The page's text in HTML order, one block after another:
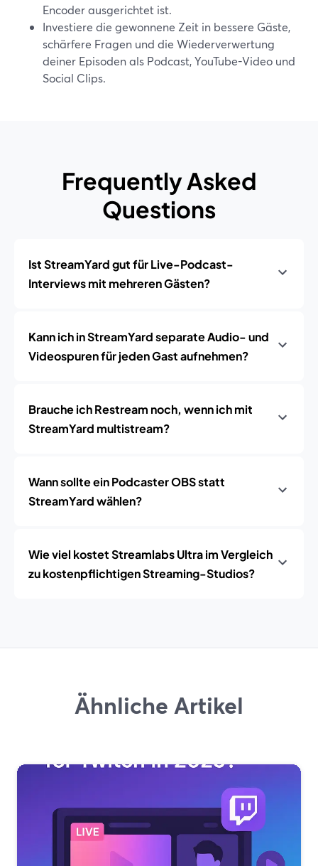
Encoder ausgerichtet ist.
Investiere die gewonnene Zeit in bessere Gäste,
schärfere Fragen und die Wiederverwertung
deiner Episoden als Podcast, YouTube-Video und
Social Clips.
Frequently Asked
Questions
Ist StreamYard gut für Live-Podcast-
Interviews mit mehreren Gästen?
Kann ich in StreamYard separate Audio- und
Videospuren für jeden Gast aufnehmen?
Brauche ich Restream noch, wenn ich mit
StreamYard multistream?
Wann sollte ein Podcaster OBS statt
StreamYard wählen?
Wie viel kostet Streamlabs Ultra im Vergleich
zu kostenpflichtigen Streaming-Studios?
Ähnliche Artikel